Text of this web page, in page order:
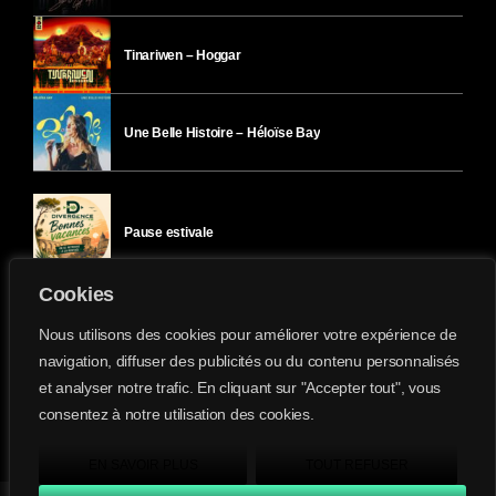
Cookies
Nous utilisons des cookies pour améliorer votre expérience de
navigation, diffuser des publicités ou du contenu personnalisés
et analyser notre trafic. En cliquant sur "Accepter tout", vous
consentez à notre utilisation des cookies.
Tinariwen – Hoggar
Une Belle Histoire – Héloïse Bay
Pause estivale
Ici l’Ombre – mardi 28 juillet